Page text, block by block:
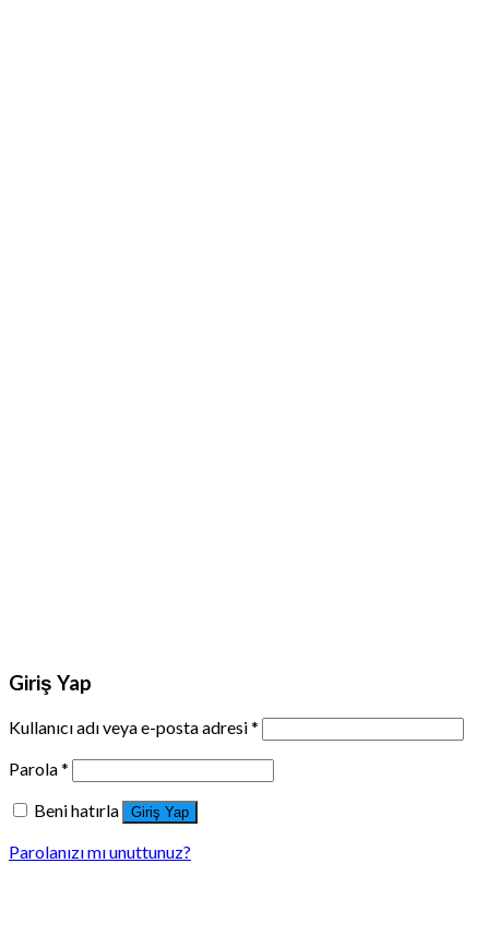
Giriş Yap
Kullanıcı adı veya e-posta adresi*
Parola*
Beni hatırla
Giriş Yap
Parolanızı mı unuttunuz?